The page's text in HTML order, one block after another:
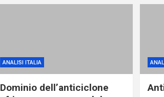
ANALISI ITALIA
Dominio dell’anticiclone